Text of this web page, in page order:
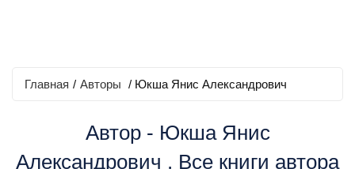
Главная / Авторы / Юкша Янис Александрович
Автор - Юкша Янис
Александрович . Все книги автора